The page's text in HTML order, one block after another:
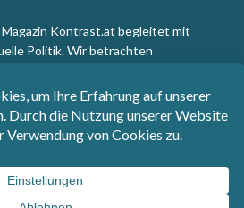
Kontrast.at begleitet mit
Politik. Wir betrachten
aus. Kontrast wirft den Blick der
die Welt.
Wien - Telefon: +43 1 40110-
-